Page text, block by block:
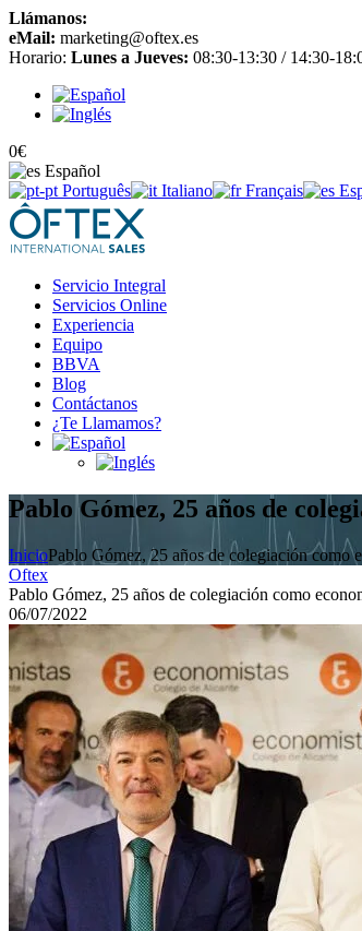
Llámanos:
eMail: marketing@oftex.es
Horario: Lunes a Jueves: 08:30-13:30 / 14:30-
0€
Español
Português
Italiano Français
Servicio Integral
Servicios Online
Experiencia
Equipo
BBVA
Blog
Contáctanos
¿Te Llamamos?
Pablo Gómez, 25 años de
InicioPablo Gómez, 25 años de colegiación como
Oftex
Pablo Gómez, 25 años de colegiación como
06/07/2022